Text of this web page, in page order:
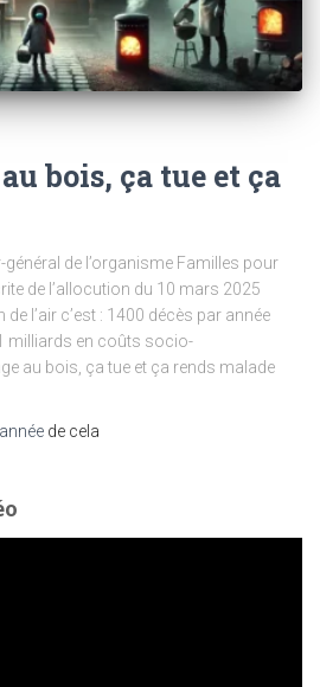
bois, ça tue et ça
général de l’organisme Familles pour
de l’allocution du 10 mars 2025
l’air c’est : 1400 décès par année
milliards en coûts socio-
au bois, ça tue et ça rends malade
de cela